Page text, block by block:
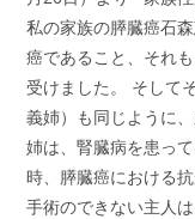
私の家族の膵臓癌石
癌であること、それ
受けました。 そして
義姉）も同じように
姉は、腎臓病を患っ
時、膵臓癌における
手術のできない主人